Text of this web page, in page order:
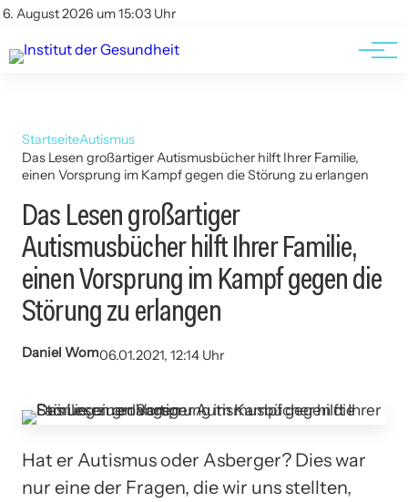
6. August 2026 um 15:03 Uhr
Kontakt
Kontakt
AGBs
StartseiteAutismus
Das Lesen großartiger Autismusbücher hilft Ihrer Familie,
einen Vorsprung im Kampf gegen die Störung zu erlangen
Das Lesen großartiger
Autismusbücher hilft Ihrer Familie,
einen Vorsprung im Kampf gegen die
Störung zu erlangen
Daniel Wom06.01.2021, 12:14 Uhr
Hat er Autismus oder Asberger? Dies war
nur eine der Fragen, die wir uns stellten,